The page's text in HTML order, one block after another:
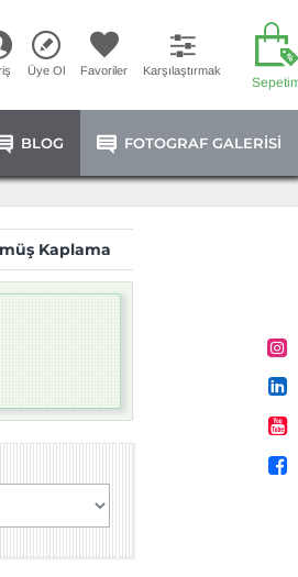
Üye Ol Favoriler Karşılaştırmak
BLOG FOTOGRAF GALERISI
Kaplama